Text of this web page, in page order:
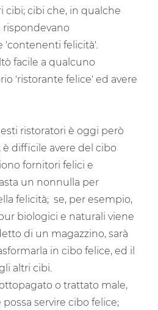
cibi; cibi che, in qualche
rispondevano
'contenenti felicità'.
facile a qualcuno
'ristorante felice' ed avere
ristoratori è oggi però
difficile avere del cibo
fornitori felici e
un nonnulla per
felicità; se, per esempio,
biologici e naturali viene
di un magazzino, sarà
in cibo felice, ed il
altri cibi.
o trattato male,
servire cibo felice;